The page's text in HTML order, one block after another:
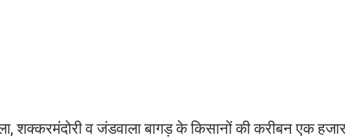
शक्करमंदोरी व जंडवाला बागड़ के किसानों की करीबन एक